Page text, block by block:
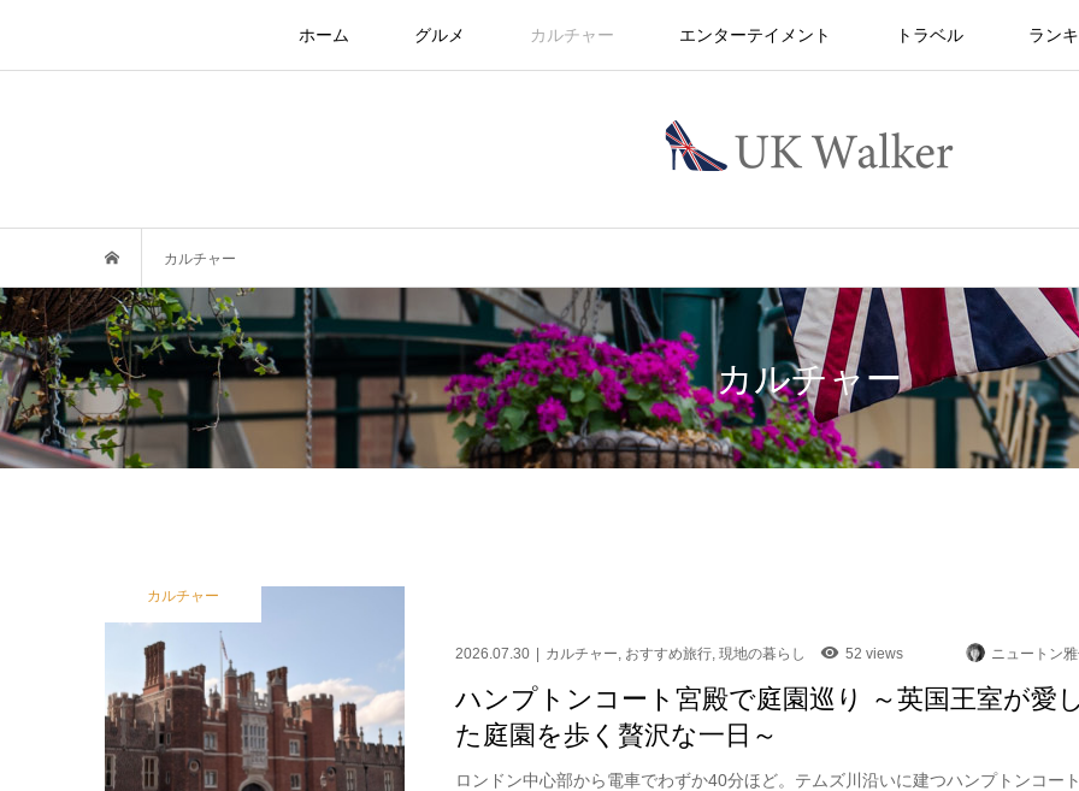
ホーム グルメ カルチャー エンターテイメント トラベル ラン
カルチャー
カルチャー
カルチャー
2026.07.30 カルチャー, おすすめ旅行,現地の暮らし 52 views ニュートン
ハンプトンコート宮殿で庭園巡り ～英国王室が愛し
た庭園を歩く贅沢な一日～
ロンドン中心部から電車でわずか40分ほど。テムズ川沿いに建つハンプトンコート